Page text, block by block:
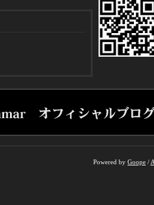
Powered by Goope /